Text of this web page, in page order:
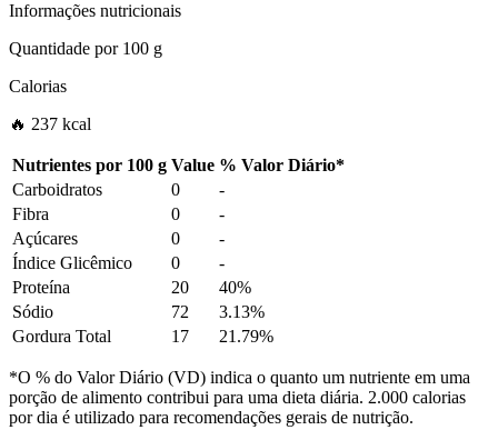
Informações nutricionais
Quantidade por100 g
Calorias
🔥 237 kcal
Nutrientes por 100 g Value % Valor Diário*
Carboidratos
0
-
Fibra
0
-
Açúcares
0
-
Índice Glicêmico
0
-
Proteína
20
40%
Sódio
72
3.13%
Gordura Total
17 21.79%
*O % do Valor Diário (VD) indica o quanto um nutriente em uma
porção de alimento contribui para uma dieta diária. 2.000 calorias
por dia é utilizado para recomendações gerais de nutrição.